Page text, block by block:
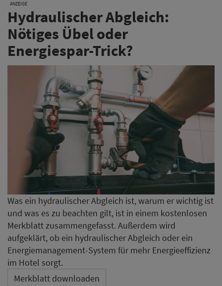
ANZEIGE
Hydraulischer Abgleich:
Nötiges Übel oder
Energiespar-Trick?
Was ein hydraulischer Abgleich ist, warum er wichtig ist
und was es zu beachten gilt, ist in einem kostenlosen
Merkblatt zusammengefasst. Außerdem wird
aufgeklärt, ob ein hydraulischer Abgleich oder ein
Energiemanagement-System für mehr Energieeffizienz
im Hotel sorgt.
Merkblatt downloaden